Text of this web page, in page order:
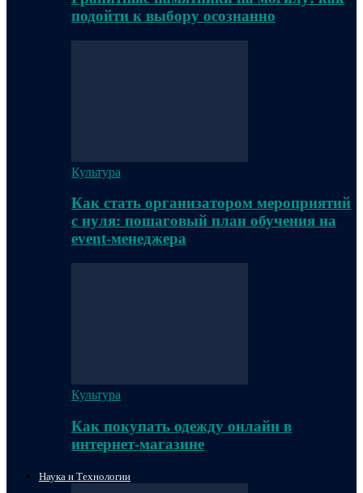
подойти к выбору осознанно
Культура
Как стать организатором мероприятий
с нуля: пошаговый план обучения на
event-менеджера
Культура
Как покупать одежду онлайн в
интернет-магазине
Наука и Технологии